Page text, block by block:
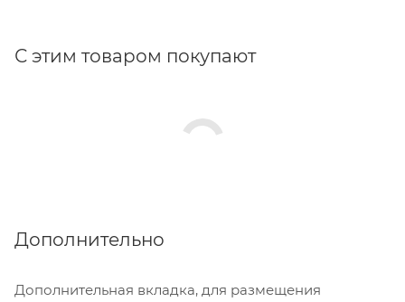
С этим товаром покупают
Дополнительно
Дополнительная вкладка, для размещения